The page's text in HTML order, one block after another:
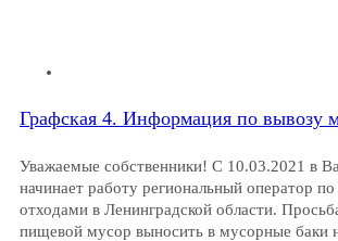
Графская 4. Информация по вывозу
Уважаемые собственники! С 10.03.2021 в
начинает работу региональный оператор
отходами в Ленинградской области.
пищевой мусор выносить в мусорные баки